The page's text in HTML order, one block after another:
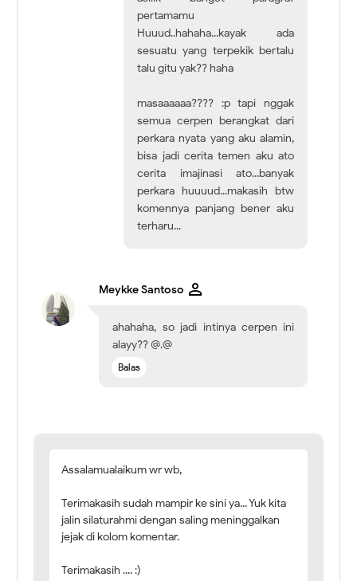
pertamamu
Huuud..hahaha...kayak ada
sesuatu yang terpekik bertalu
talu gitu yak?? haha
masaaaaaa???? :p tapi nggak
semua cerpen berangkat dari
perkara nyata yang aku alamin,
bisa jadi cerita temen aku ato
cerita imajinasi ato...banyak
perkara huuuud...makasih btw
komennya panjang bener aku
terharu...
Meykke Santoso
ahahaha, so jadi intinya cerpen ini
alayy?? @.@
Balas
Assalamualaikum wr wb,
Terimakasih sudah mampir ke sini ya... Yuk kita
jalin silaturahmi dengan saling meninggalkan
jejak di kolom komentar.
Terimakasih .... :)